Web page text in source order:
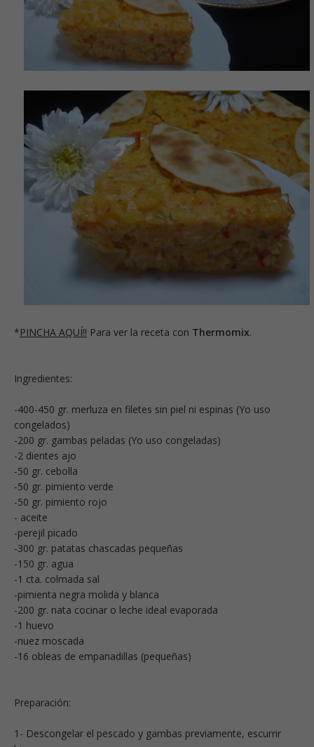
*PINCHA AQUÍ!! Para ver la receta con Thermomix.
Ingredientes:
-400-450 gr. merluza en filetes sin piel ni espinas (Yo uso
congelados)
-200 gr. gambas peladas (Yo uso congeladas)
-2 dientes ajo
-50 gr. cebolla
-50 gr. pimiento verde
-50 gr. pimiento rojo
- aceite
-perejil picado
-300 gr. patatas chascadas pequeñas
-150 gr. agua
-1 cta. colmada sal
-pimienta negra molida y blanca
-200 gr. nata cocinar o leche ideal evaporada
-1 huevo
-nuez moscada
-16 obleas de empanadillas (pequeñas)
Preparación:
1- Descongelar el pescado y gambas previamente, escurrir